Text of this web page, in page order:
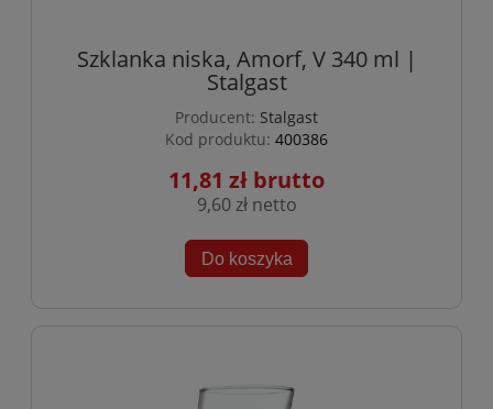
Szklanka niska, Amorf, V 340 ml |
Stalgast
Producent: Stalgast
Kod produktu: 400386
11,81 zł
9,60 zł
Do koszyka